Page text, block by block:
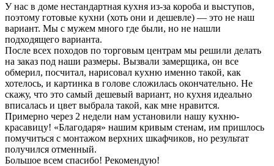
У нас в доме нестандартная кухня из-за короба и выступов,
поэтому готовые кухни (хоть они и дешевле) — это не наш
вариант. Мы с мужем много где были, но не нашли
подходящего варианта.
После всех походов по торговым центрам мы решили делать
на заказ под наши размеры. Вызвали замерщика, он все
обмерил, посчитал, нарисовал кухню именно такой, как
хотелось, и картинка в голове сложилась окончательно. Не
скажу, что это самый дешевый вариант, но кухня идеально
вписалась и цвет выбрала такой, как мне нравится.
Примерно через 2 недели нам установили нашу кухню-
красавицу! «Благодаря» нашим кривым стенам, им пришлось
помучиться с монтажом верхних шкафчиков, но результат
получился отменный.
Большое всем спасибо! Рекомендую!